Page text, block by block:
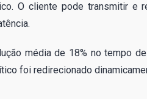
O cliente pode transmitir e
média de 18% no tempo
foi redirecionado